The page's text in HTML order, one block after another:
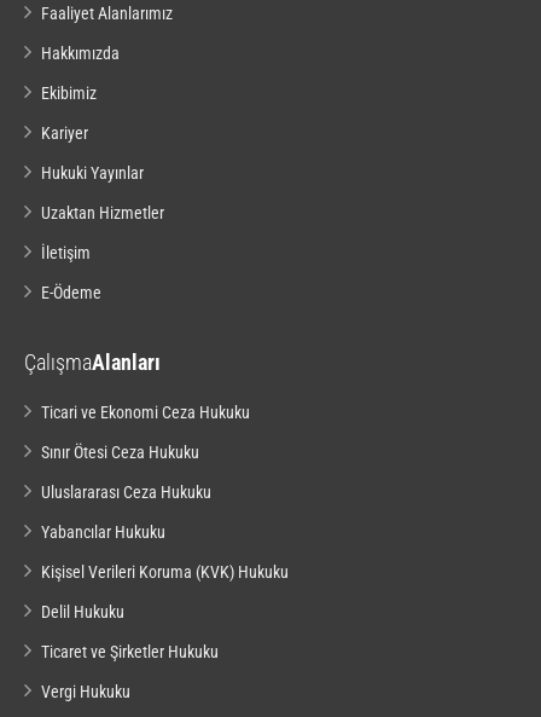
Faaliyet Alanlarımız
Hakkımızda
Ekibimiz
Kariyer
Hukuki Yayınlar
Uzaktan Hizmetler
İletişim
E-Ödeme
ÇalışmaAlanları
Ticari ve Ekonomi Ceza Hukuku
Sınır Ötesi Ceza Hukuku
Uluslararası Ceza Hukuku
Yabancılar Hukuku
Kişisel Verileri Koruma (KVK) Hukuku
Delil Hukuku
Ticaret ve Şirketler Hukuku
Vergi Hukuku